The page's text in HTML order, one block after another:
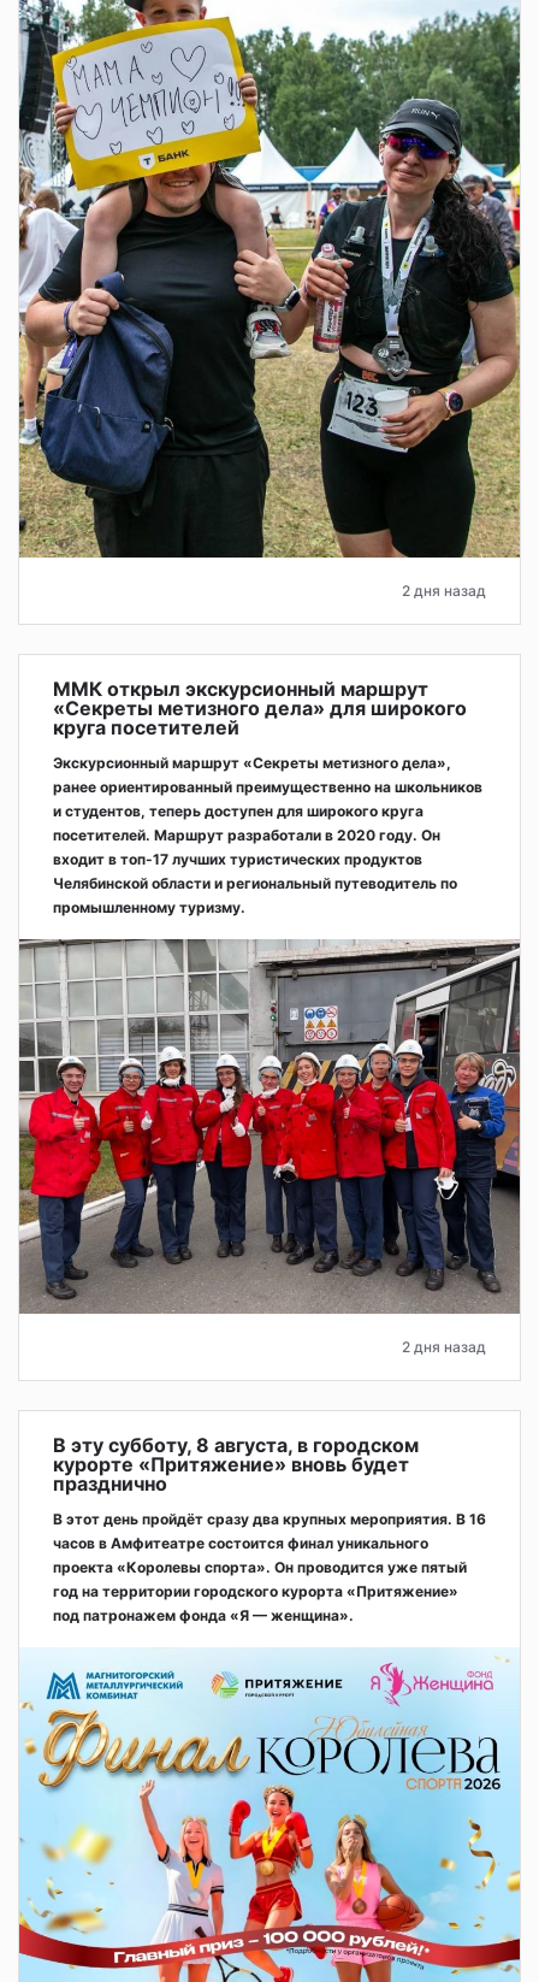
2 дня назад
ММК открыл экскурсионный маршрут
«Секреты метизного дела» для широкого
круга посетителей
Экскурсионный маршрут «Секреты метизного дела»,
ранее ориентированный преимущественно на школьников
и студентов, теперь доступен для широкого круга
посетителей. Маршрут разработали в 2020 году. Он
входит в топ-17 лучших туристических продуктов
Челябинской области и региональный путеводитель по
промышленному туризму.
2 дня назад
В эту субботу, 8 августа, в городском
курорте «Притяжение» вновь будет
празднично
В этот день пройдёт сразу два крупных мероприятия. В 16
часов в Амфитеатре состоится финал уникального
проекта «Королевы спорта». Он проводится уже пятый
год на территории городского курорта «Притяжение»
под патронажем фонда «Я — женщина».